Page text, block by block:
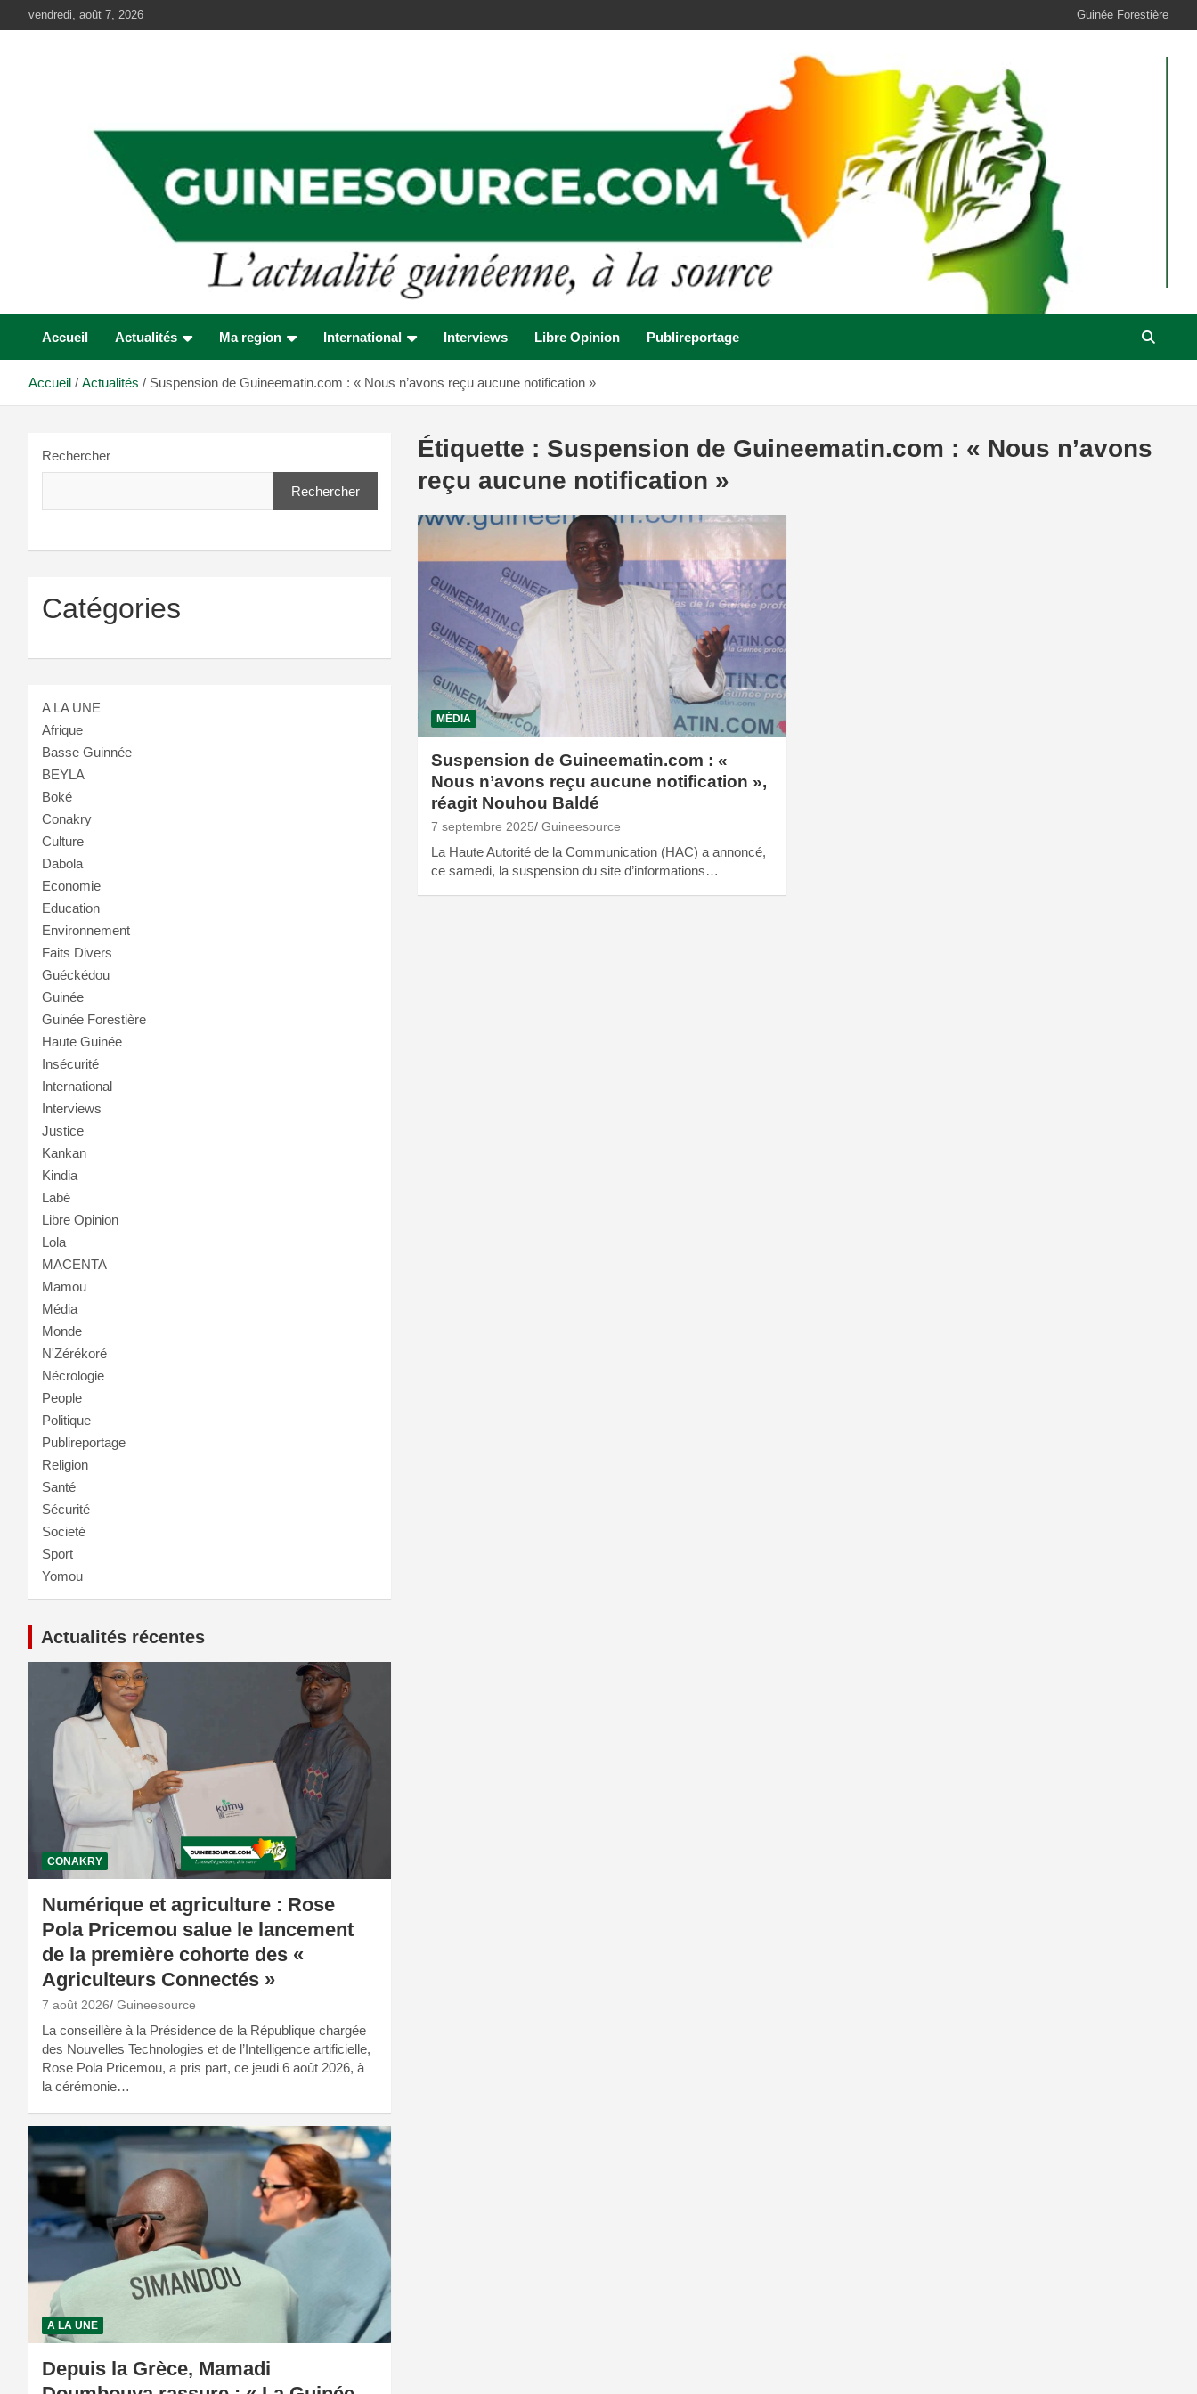
au
vendredi, août 7, 2026 Guinée Forestière
Accueil Actualités Ma region International Interviews Libre Opinion Publireportage
Accueil Actualités Suspension de Guineematin.com : « Nous n’avons reçu aucune notification »
Étiquette : Suspension de Guineematin.com : « Nous n’avons
reçu aucune notification »
MÉDIA
Suspension de Guineematin.com : «
Nous n’avons reçu aucune notification »,
réagit Nouhou Baldé
7 septembre 2025 Guineesource
La Haute Autorité de la Communication (HAC) a annoncé,
ce samedi, la suspension du site d’informations…
Rechercher
Rechercher
Catégories
A LA UNE
Afrique
Basse Guinnée
BEYLA
Boké
Conakry
Culture
Dabola
Economie
Education
Environnement
Faits Divers
Guéckédou
Guinée
Guinée Forestière
Haute Guinée
Insécurité
International
Interviews
Justice
Kankan
Kindia
Labé
Libre Opinion
Lola
MACENTA
Mamou
Média
Monde
N'Zérékoré
Nécrologie
People
Politique
Publireportage
Religion
Santé
Sécurité
Societé
Sport
Yomou
Actualités récentes
CONAKRY
Numérique et agriculture : Rose
Pola Pricemou salue le lancement
de la première cohorte des «
Agriculteurs Connectés »
7 août 2026 Guineesource
La conseillère à la Présidence de la République chargée
des Nouvelles Technologies et de l’Intelligence artificielle,
Rose Pola Pricemou, a pris part, ce jeudi 6 août 2026, à
la cérémonie…
A LA UNE
Depuis la Grèce, Mamadi